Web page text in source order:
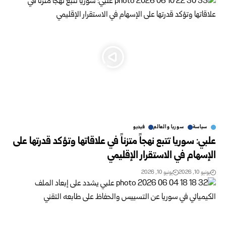
سياسة سوريا والعالم فيديو
علبي: سوريا تتبع نهجاً متزناً في علاقاتها وتؤكد قدرتها على
الإسهام في الاستقرار ‌‏الإقليمي ‏
يونيو 10, 2026 يونيو 10, 2026